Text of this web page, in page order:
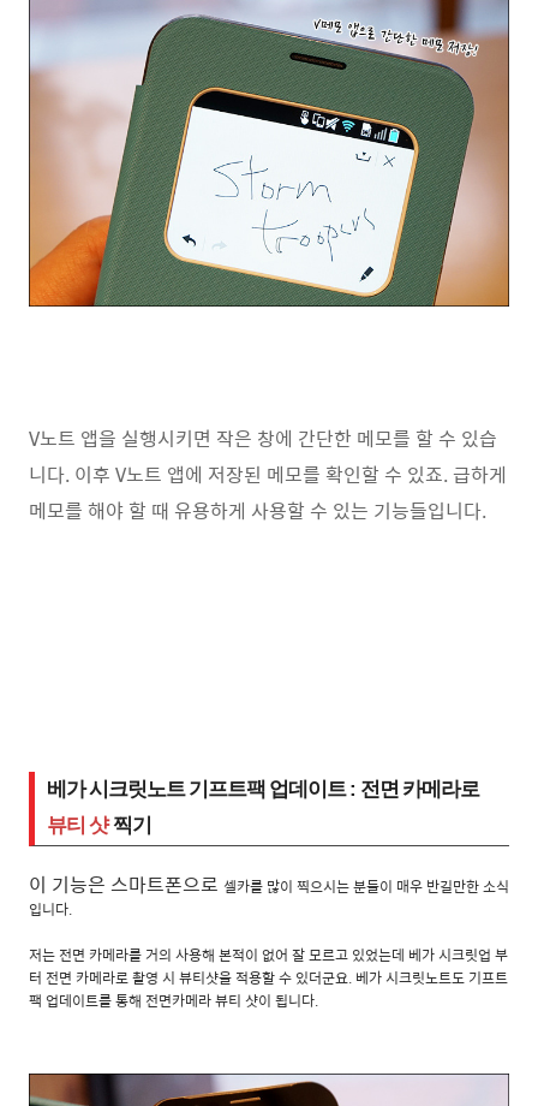
V노트 앱을 실행시키면 작은 창에 간단한 메모를 할 수 있습
니다. 이후 V노트 앱에 저장된 메모를 확인할 수 있죠. 급하게
메모를 해야 할 때 유용하게 사용할 수 있는 기능들입니다.
베가 시크릿노트 기프트팩 업데이트 : 전면 카메라로
뷰티 샷찍기
이 기능은 스마트폰으로 셀카를 많이 찍으시는 분들이 매우 반길만한 소식
입니다.
저는 전면 카메라를 거의 사용해 본적이 없어 잘 모르고 있었는데 베가 시크릿업 부
터 전면 카메라로 촬영 시 뷰티샷을 적용할 수 있더군요. 베가 시크릿노트도 기프트
팩 업데이트를 통해 전면카메라 뷰티 샷이 됩니다.